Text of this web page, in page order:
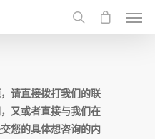
请直接拨打我们的联
又或者直接与我们在
您的具体想咨询的内